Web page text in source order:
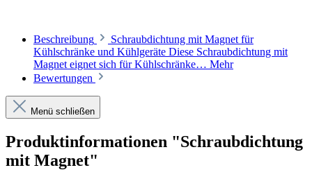
Beschreibung
Schraubdichtung mit Magnet für
Kühlschränke und Kühlgeräte Diese Schraubdichtung mit
Magnet eignet sich für Kühlschränke… Mehr
Bewertungen
Menü schließen
Produktinformationen "Schraubdichtung
mit Magnet"